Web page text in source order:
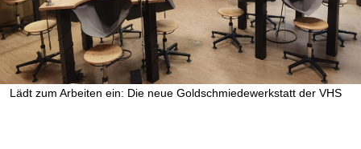
Lädt zum Arbeiten ein: Die neue Goldschmiedewerkstatt der VHS